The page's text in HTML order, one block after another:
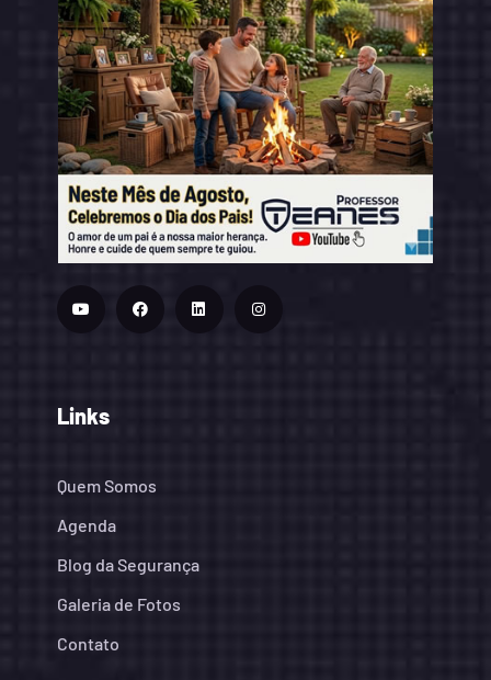
Links
Quem Somos
Agenda
Blog da Segurança
Galeria de Fotos
Contato